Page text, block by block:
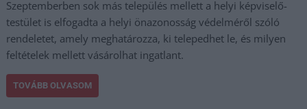
Szeptemberben sok más település mellett a helyi képviselő-
testület is elfogadta a helyi önazonosság védelméről szóló
rendeletet, amely meghatározza, ki telepedhet le, és milyen
feltételek mellett vásárolhat ingatlant.
TOVÁBB OLVASOM